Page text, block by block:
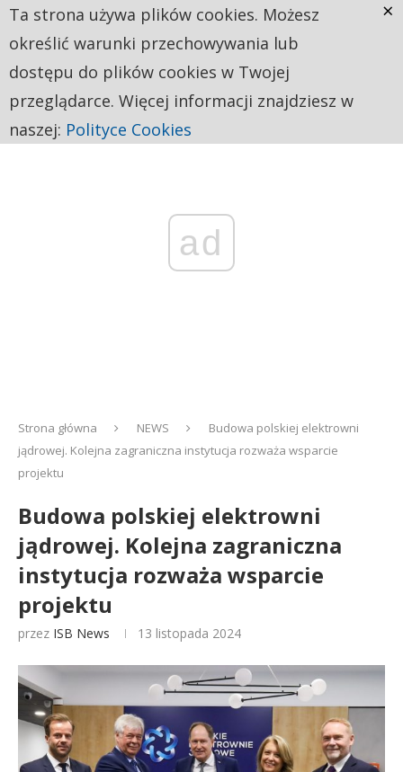
ad
Strona główna NEWS
Budowa polskiej elektrowni
jądrowej. Kolejna zagraniczna instytucja rozważa wsparcie
projektu
Budowa polskiej elektrowni
jądrowej. Kolejna zagraniczna
instytucja rozważa wsparcie
projektu
przez ISB News 13 listopada 2024
Ta strona używa plików cookies. Możesz
określić warunki przechowywania lub
dostępu do plików cookies w Twojej
przeglądarce. Więcej informacji znajdziesz w
naszej: Polityce Cookies
×